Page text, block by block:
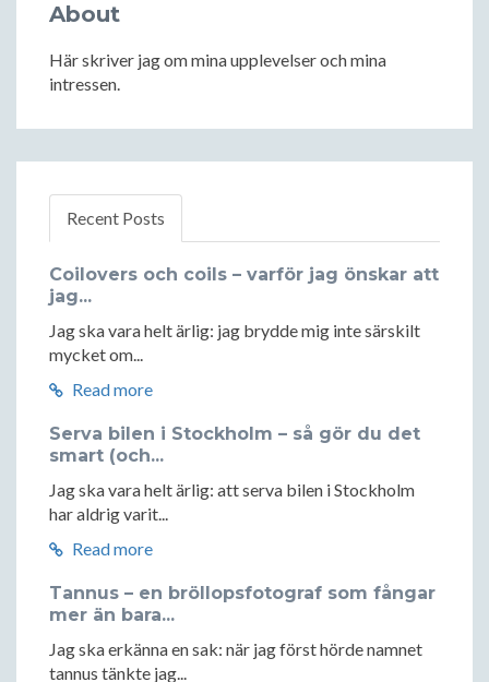
About
Här skriver jag om mina upplevelser och mina
intressen.
Recent Posts
Coilovers och coils – varför jag önskar att
jag...
Jag ska vara helt ärlig: jag brydde mig inte särskilt
mycket om...
Read more
Serva bilen i Stockholm – så gör du det
smart (och...
Jag ska vara helt ärlig: att serva bilen i Stockholm
har aldrig varit...
Read more
Tannus – en bröllopsfotograf som fångar
mer än bara...
Jag ska erkänna en sak: när jag först hörde namnet
tannus tänkte jag...